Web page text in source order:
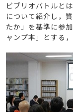
ビブリオバトルと
について紹介し，
たか」を基準に参
ャンプ本」とする